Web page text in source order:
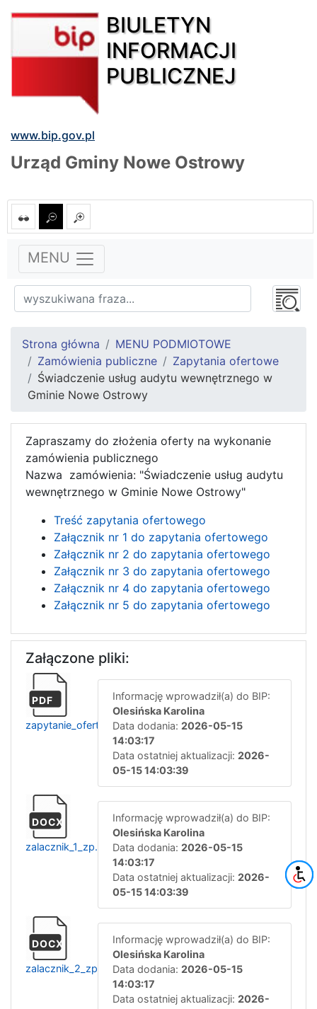
BIULETYN
INFORMACJI
PUBLICZNEJ
www.bip.gov.pl
Urząd Gminy Nowe Ostrowy
MENU
Strona główna
MENU PODMIOTOWE
Zamówienia publiczne
Zapytania ofertowe
Świadczenie usług audytu wewnętrznego w
Gminie Nowe Ostrowy
Zapraszamy do złożenia oferty na wykonanie
zamówienia publicznego
Nazwa zamówienia: "Świadczenie usług audytu
wewnętrznego w Gminie Nowe Ostrowy"
Treść zapytania ofertowego
Załącznik nr 1 do zapytania ofertowego
Załącznik nr 2 do zapytania ofertowego
Załącznik nr 3 do zapytania ofertowego
Załącznik nr 4 do zapytania ofertowego
Załącznik nr 5 do zapytania ofertowego
Załączone pliki:
PDF
zapytanie_ofertowe_zp.zoc.7.2026
Informację wprowadził(a) do BIP:
Olesińska Karolina
Data dodania: 2026-05-15
14:03:17
Data ostatniej aktualizacji: 2026-
05-15 14:03:39
DOCX
zalacznik_1_zp.zoc.7.2026
Informację wprowadził(a) do BIP:
Olesińska Karolina
Data dodania: 2026-05-15
14:03:17
Data ostatniej aktualizacji: 2026-
05-15 14:03:39
DOCX
zalacznik_2_zp.zoc.7.2026
Informację wprowadził(a) do BIP:
Olesińska Karolina
Data dodania: 2026-05-15
14:03:17
Data ostatniej aktualizacji: 2026-